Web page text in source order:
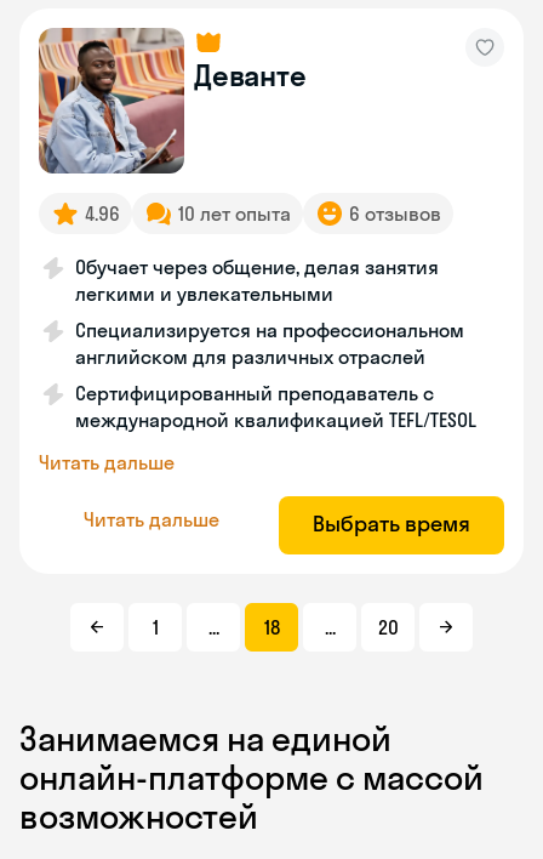
Деванте
4.96 10 лет опыта 6 отзывов
Обучает через общение, делая занятия
легкими и увлекательными
Специализируется на профессиональном
английском для различных отраслей
Сертифицированный преподаватель с
международной квалификацией TEFL/TESOL
Читать дальше
Читать дальше Выбрать время
1 ... 18 ... 20
Занимаемся на единой
онлайн-платформе с массой
возможностей